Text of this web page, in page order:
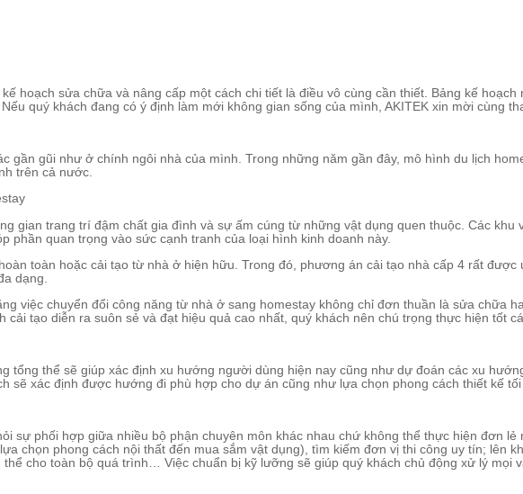
hoạch sửa chữa và nâng cấp một cách chi tiết là điều vô cùng cần thiết. Bảng kế
quý khách đang có ý định làm mới không gian sống của mình, AKITEK xin mời cùng
gần gũi như ở chính ngôi nhà của mình. Trong những năm gần đây, mô hình du lịch
trên cả nước.
gian trang trí đậm chất gia đình và sự ấm cúng từ những vật dụng quen thuộc. Các
quan trọng vào sức cạnh tranh của loại hình kinh doanh này.
toàn hoặc cải tạo từ nhà ở hiện hữu. Trong đó, phương án cải tạo nhà cấp 4 rất
dạng.
việc chuyển đổi công năng từ nhà ở sang homestay không chỉ đơn thuần là sửa chữa
tạo diễn ra suôn sẻ và đạt hiệu quả cao nhất, quý khách nên chú trọng thực hiện tốt
tổng thể sẽ giúp xác định xu hướng người dùng hiện nay cũng như dự đoán các xu
sẽ xác định được hướng đi phù hợp cho dự án cũng như lựa chọn phong cách thiết kế tối
sự phối hợp giữa nhiều bộ phận chuyên môn khác nhau chứ không thể thực hiện đơn
chọn phong cách nội thất đến mua sắm vật dụng), tìm kiếm đơn vị thi công uy tín; lên
cho toàn bộ quá trình… Việc chuẩn bị kỹ lưỡng sẽ giúp quý khách chủ động xử lý mọi